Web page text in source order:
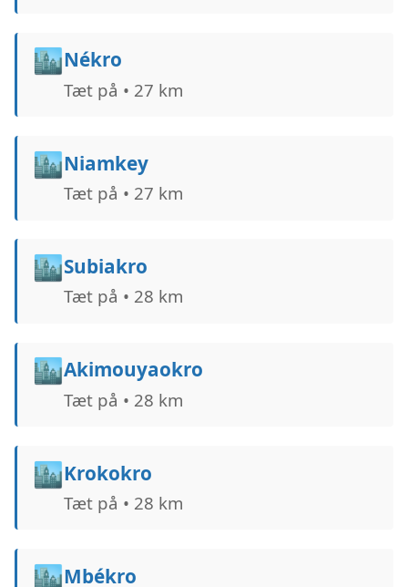
🏙️Nékro
Tæt på • 27 km
🏙️Niamkey
Tæt på • 27 km
🏙️Subiakro
Tæt på • 28 km
🏙️Akimouyaokro
Tæt på • 28 km
🏙️Krokokro
Tæt på • 28 km
🏙️Mbékro